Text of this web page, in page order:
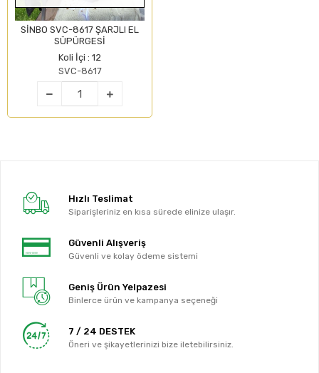
SİNBO SVC-8617 ŞARJLI EL
SÜPÜRGESİ
Koli İçi : 12
SVC-8617
Hızlı Teslimat
Siparişleriniz en kısa sürede elinize ulaşır.
Güvenli Alışveriş
Güvenli ve kolay ödeme sistemi
Geniş Ürün Yelpazesi
Binlerce ürün ve kampanya seçeneği
7 / 24 DESTEK
Öneri ve şikayetlerinizi bize iletebilirsiniz.